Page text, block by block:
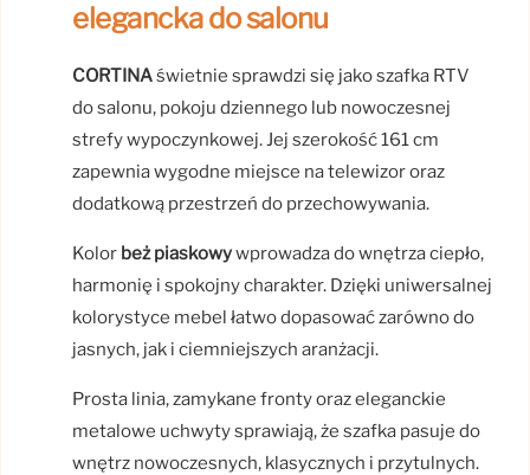
elegancka do salonu
CORTINAświetnie sprawdzi się jako szafka RTV
do salonu, pokoju dziennego lub nowoczesnej
strefy wypoczynkowej. Jej szerokość 161 cm
zapewnia wygodne miejsce na telewizor oraz
dodatkową przestrzeń do przechowywania.
Kolor beż piaskowywprowadza do wnętrza ciepło,
harmonię i spokojny charakter. Dzięki uniwersalnej
kolorystyce mebel łatwo dopasować zarówno do
jasnych, jak i ciemniejszych aranżacji.
Prosta linia, zamykane fronty oraz eleganckie
metalowe uchwyty sprawiają, że szafka pasuje do
wnętrz nowoczesnych, klasycznych i przytulnych.